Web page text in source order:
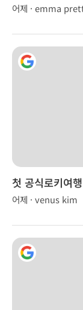
어제 · emma
첫 공식로키여행
어제 · venus kim